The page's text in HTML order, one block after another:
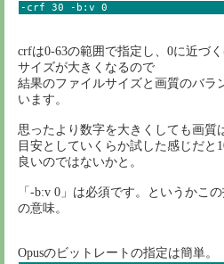
-crf 30 -b:v 0
crfは0-63の範囲で指定し、0に近づ
サイズが大きくなるので
結果のファイルサイズと画質のバラ
います。
思ったより数字を大きくしても画質
目安としていくらか試した感じだと
良いのではないかと。
「-b:v 0」は必須です。というかこ
の意味。
Opusのビットレートの指定は簡単。